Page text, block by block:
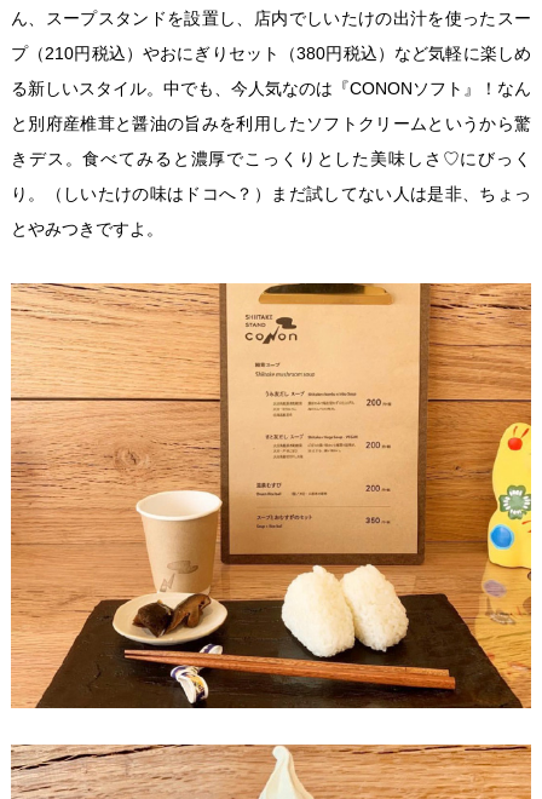
ん、スープスタンドを設置し、店内でしいたけの出汁を使ったスー
プ（210円税込）やおにぎりセット（380円税込）など気軽に楽しめ
る新しいスタイル。中でも、今人気なのは『CONONソフト』！なん
と別府産椎茸と醤油の旨みを利用したソフトクリームというから驚
きデス。食べてみると濃厚でこっくりとした美味しさ♡にびっく
り。（しいたけの味はドコへ？）まだ試してない人は是非、ちょっ
とやみつきですよ。